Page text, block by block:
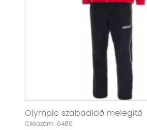
Olympic szabadidő melegítő
Cikkszám: 6480